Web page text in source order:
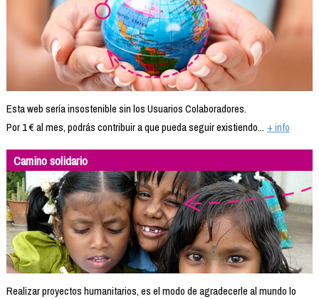
Esta web sería insostenible sin los Usuarios Colaboradores.
Por 1 € al mes, podrás contribuir a que pueda seguir existiendo... + info
Camino solidario
Realizar proyectos humanitarios, es el modo de agradecerle al mundo lo